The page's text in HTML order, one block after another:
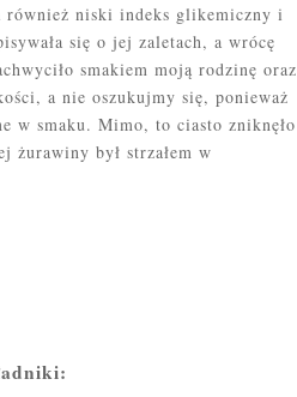
również niski indeks glikemiczny i
się o jej zaletach, a wrócę
smakiem moją rodzinę oraz
a nie oszukujmy się, ponieważ
w smaku. Mimo, to ciasto zniknęło
żurawiny był strzałem w